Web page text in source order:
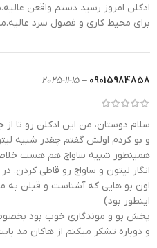
ادکلن امروز رسید دستم واقعن
برای محیط کاری و فصول سرد
09015984858
–
2025-11-15
سلام دوستان، من این ادکلن رو تا
و بو کردم اولش گفتم چقدر شبیه
همینطور شبیه ساواج هم هست
انگار لیتون و ساواج رو قاطی
اون بو هایی که آشناست و قبلن
اینطور بود)
پخش بو و موندگاری خوب بود
و دوباره تشکر میکنم از هاکان مد